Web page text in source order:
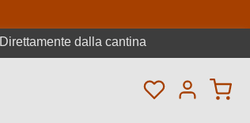
Direttamente dalla cantina
Hai 0 articoli